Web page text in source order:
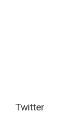
Twitter